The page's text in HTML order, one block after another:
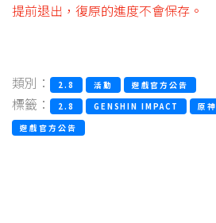
提前退出，復原的進度不會保存。
類別： 2.8 活動 遊戲官方公告
標籤： 2.8 GENSHIN IMPACT 原神
遊戲官方公告